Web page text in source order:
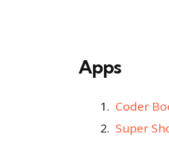
Apps
Coder
Super